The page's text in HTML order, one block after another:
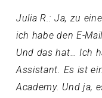
Julia R.: Ja, zu
ich habe den E-
Und das hat… Ich
Assistant. Es ist
Academy. Und ja,